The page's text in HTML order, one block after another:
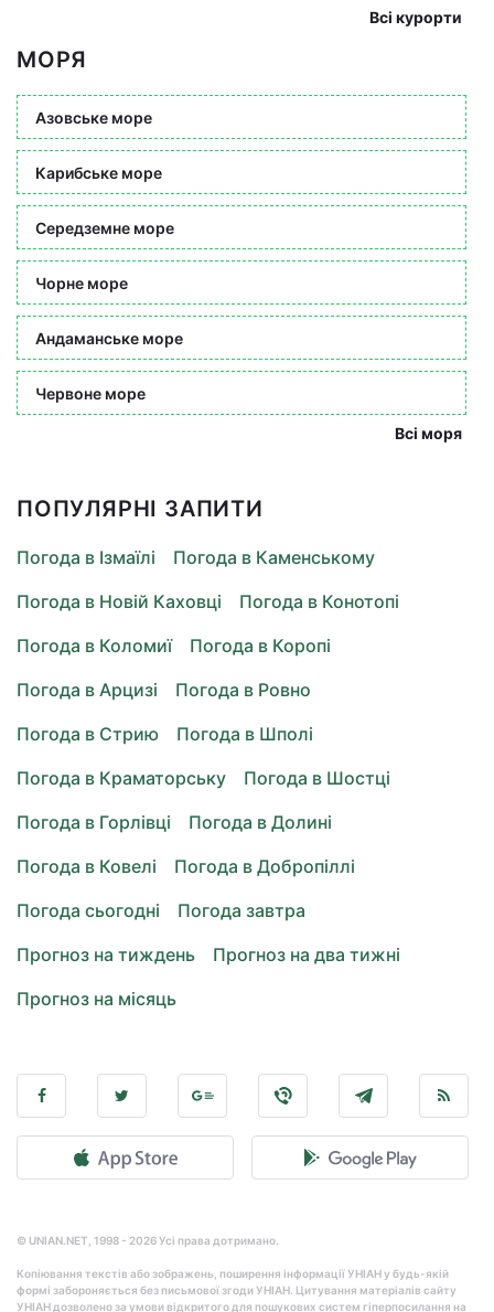
Всі курорти
МОРЯ
Азовське море
Карибське море
Середземне море
Чорне море
Андаманське море
Червоне море
Всі моря
ПОПУЛЯРНІ ЗАПИТИ
Погода в Ізмаїлі
Погода в Каменському
Погода в Новій Каховці
Погода в Конотопі
Погода в Коломиї
Погода в Коропі
Погода в Арцизі
Погода в Ровно
Погода в Стрию
Погода в Шполі
Погода в Краматорську
Погода в Шостці
Погода в Горлівці
Погода в Долині
Погода в Ковелі
Погода в Добропіллі
Погода сьогодні
Погода завтра
Прогноз на тиждень
Прогноз на два тижні
Прогноз на місяць
© UNIAN.NET, 1998 - 2026 Усі права дотримано.
Копіювання текстів або зображень, поширення інформації УНІАН у будь-якій
формі забороняється без письмової згоди УНІАН. Цитування матеріалів сайту
УНІАН дозволено за умови відкритого для пошукових систем гіперпосилання на